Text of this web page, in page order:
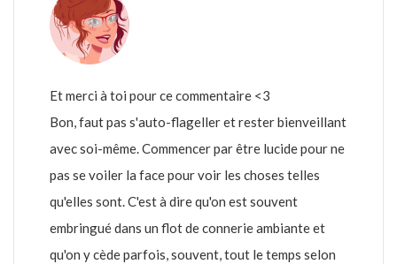
Et merci à toi pour ce commentaire <3
Bon, faut pas s'auto-flageller et rester bienveillant
avec soi-même. Commencer par être lucide pour ne
pas se voiler la face pour voir les choses telles
qu'elles sont. C'est à dire qu'on est souvent
embringué dans un flot de connerie ambiante et
qu'on y cède parfois, souvent, tout le temps selon